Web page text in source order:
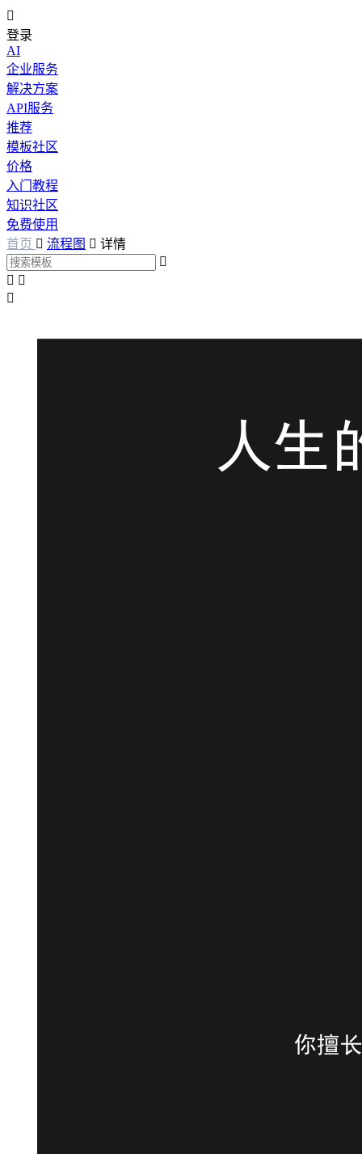

登录
AI
企业服务
解决方案
API服务
推荐
模板社区
价格
入门教程
知识社区
免费使用
首页  流程图  详情

 
